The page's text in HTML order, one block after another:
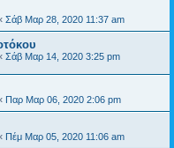
Σάβ Μαρ 28, 2020 11:37 am
Σάβ Μαρ 14, 2020 3:25 pm
Παρ Μαρ 06, 2020 2:06 pm
Πέμ Μαρ 05, 2020 11:06 am